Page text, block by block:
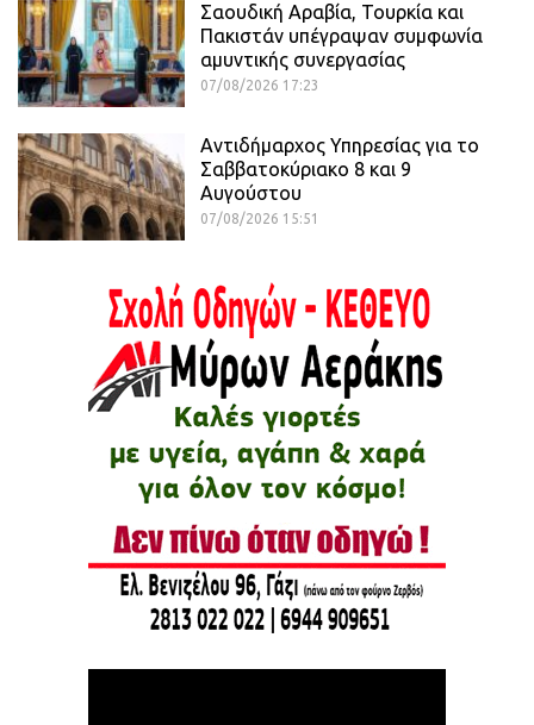
Σαουδική Αραβία, Τουρκία και
Πακιστάν υπέγραψαν συμφωνία
αμυντικής συνεργασίας
07/08/2026 17:23
Αντιδήμαρχος Υπηρεσίας για το
Σαββατοκύριακο 8 και 9
Αυγούστου
07/08/2026 15:51